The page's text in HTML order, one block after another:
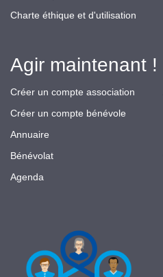
Charte éthique et d'utilisation
Agir maintenant !
Créer un compte association
Créer un compte bénévole
Annuaire
Bénévolat
Agenda